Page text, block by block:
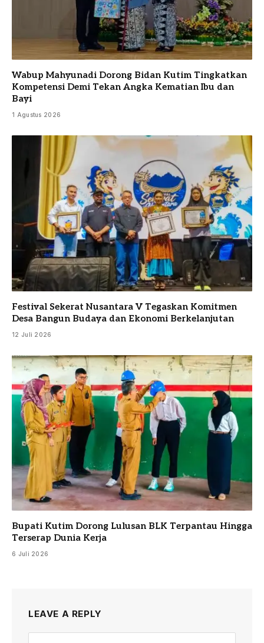
Wabup Mahyunadi Dorong Bidan Kutim Tingkatkan
Kompetensi Demi Tekan Angka Kematian Ibu dan
Bayi
1 Agustus 2026
Festival Sekerat Nusantara V Tegaskan Komitmen
Desa Bangun Budaya dan Ekonomi Berkelanjutan
12 Juli 2026
Bupati Kutim Dorong Lulusan BLK Terpantau Hingga
Terserap Dunia Kerja
6 Juli 2026
LEAVE A REPLY